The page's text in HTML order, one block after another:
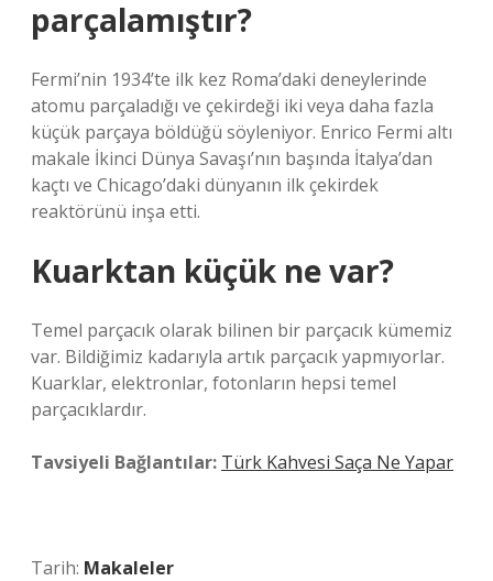
parçalamıştır?
Fermi’nin 1934’te ilk kez Roma’daki deneylerinde
atomu parçaladığı ve çekirdeği iki veya daha fazla
küçük parçaya böldüğü söyleniyor. Enrico Fermi altı
makale İkinci Dünya Savaşı’nın başında İtalya’dan
kaçtı ve Chicago’daki dünyanın ilk çekirdek
reaktörünü inşa etti.
Kuarktan küçük ne var?
Temel parçacık olarak bilinen bir parçacık kümemiz
var. Bildiğimiz kadarıyla artık parçacık yapmıyorlar.
Kuarklar, elektronlar, fotonların hepsi temel
parçacıklardır.
Tavsiyeli Bağlantılar: Türk Kahvesi Saça Ne Yapar
Tarih: Makaleler